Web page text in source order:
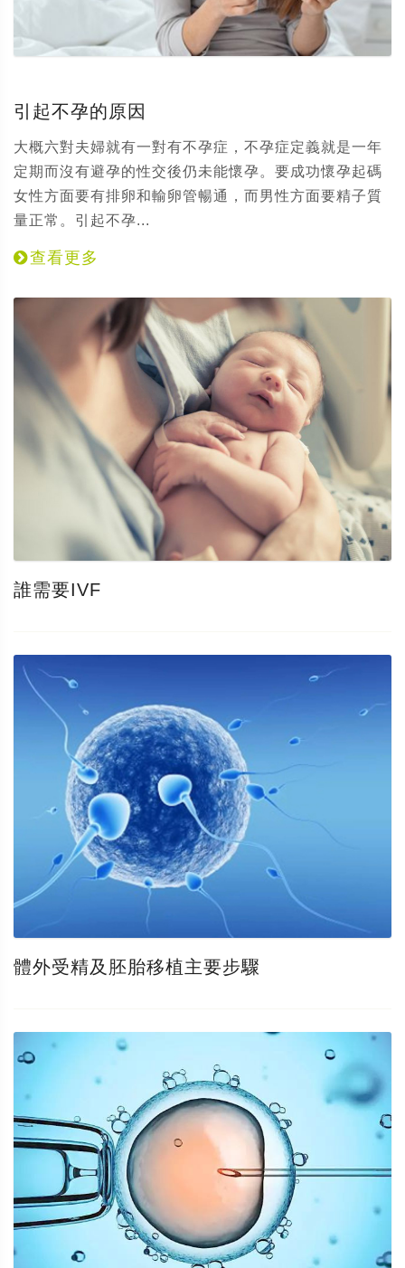
引起不孕的原因
大概六對夫婦就有一對有不孕症，不孕症定義就是一年
定期而沒有避孕的性交後仍未能懷孕。要成功懷孕起碼
女性方面要有排卵和輸卵管暢通，而男性方面要精子質
量正常。引起不孕...
查看更多
誰需要IVF
體外受精及胚胎移植主要步驟